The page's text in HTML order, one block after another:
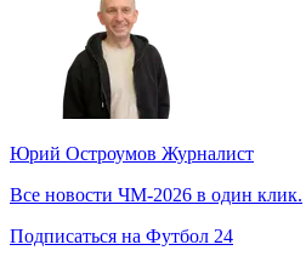
Юрий Остроумов Журналист
Все новости ЧМ-2026 в один клик.
Подписаться на Футбол 24